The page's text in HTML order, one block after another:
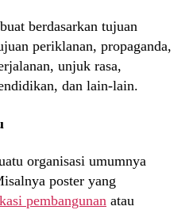
berdasarkan tujuan
periklanan, propaganda,
unjuk rasa,
dan lain-lain.
organisasi umumnya
poster yang
pembangunan atau